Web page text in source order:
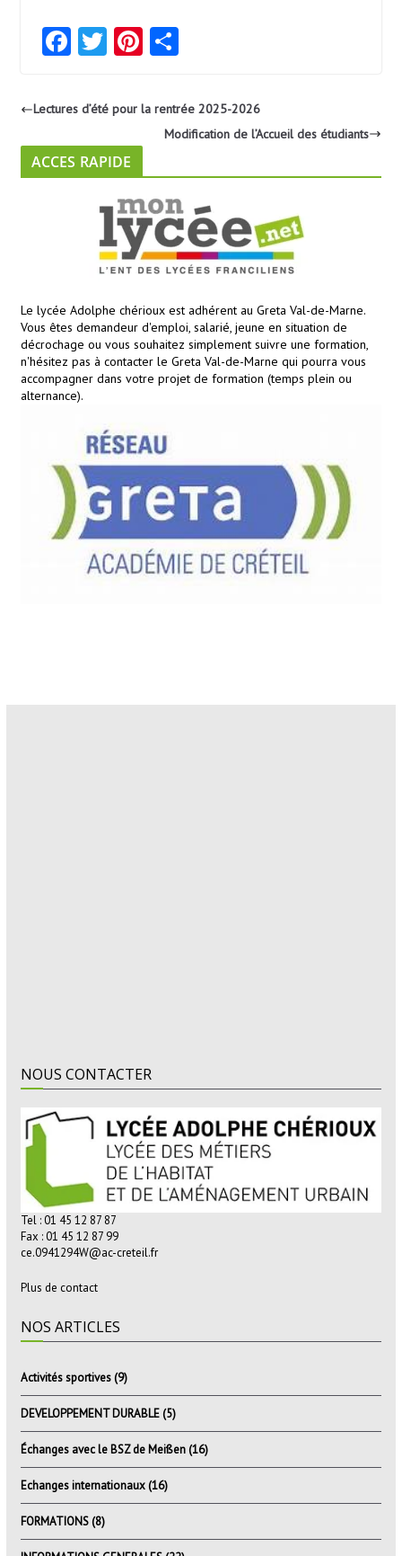
Fa
b
o
k
T
itt
er
Pi
er
es
t
Pa
ag
er
Lectures d’été pour la rentrée 2025-2026
Modification de l’Accueil des étudiants
ACCES RAPIDE
Le lycée Adolphe chérioux est adhérent au Greta Val-de-Marne.
Vous êtes demandeur d'emploi, salarié, jeune en situation de
décrochage ou vous souhaitez simplement suivre une formation,
n'hésitez pas à contacter le Greta Val-de-Marne qui pourra vous
accompagner dans votre projet de formation (temps plein ou
alternance).
NOUS CONTACTER
Tel : 01 45 12 87 87
Fax : 01 45 12 87 99
ce.0941294W@ac-creteil.fr
Plus de contact
NOS ARTICLES
Activités sportives(9)
DEVELOPPEMENT DURABLE(5)
Échanges avec le BSZ de Meißen(16)
Echanges internationaux(16)
FORMATIONS(8)